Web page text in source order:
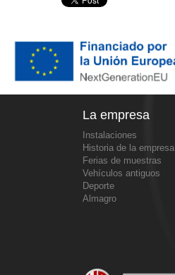
La empresa
Instalaciones
Historia de la empresa
Ferias de muestras
Vehículos antiguos
Deporte
Almagro